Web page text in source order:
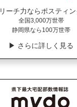
リーチ力ならポスティ
全国3,000万世帯
静岡県なら100万世帯
▶︎ さらに詳しく見る